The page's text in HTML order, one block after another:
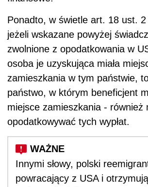
Ponadto, w świetle art. 18 ust. 2
jeżeli wskazane powyżej
zwolnione z opodatkowania w
osoba je uzyskująca miała
zamieszkania w tym państwie,
państwo, w którym beneficjent
miejsce zamieszkania - również
opodatkowywać tych wypłat.
Innymi słowy, polski
powracający z USA i